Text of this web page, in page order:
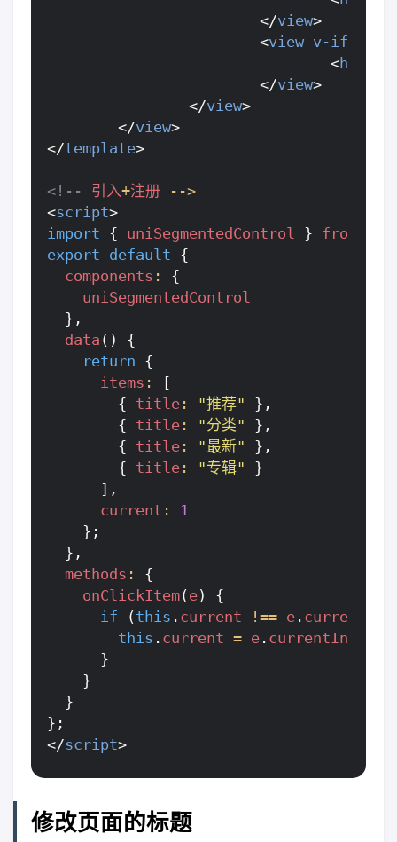
</view>
<view v-if
<home-
</view>
</view>
</view>
</template>
<!-- 引入+注册
-->
<script>
import { uniSegmentedControl } from
export default {
components :
{
uniSegmentedControl
},
data ()
{
return {
items :
[
{ title : "推荐"
},
{ title : "分类"
},
{ title : "最新"
},
{ title : "专辑"
}
],
current :
1
};
},
methods :
{
onClickItem(e)
{
if
(this . current !== e .
this . current = e . currentIndex
}
}
}
};
</script>
修改页面的标题